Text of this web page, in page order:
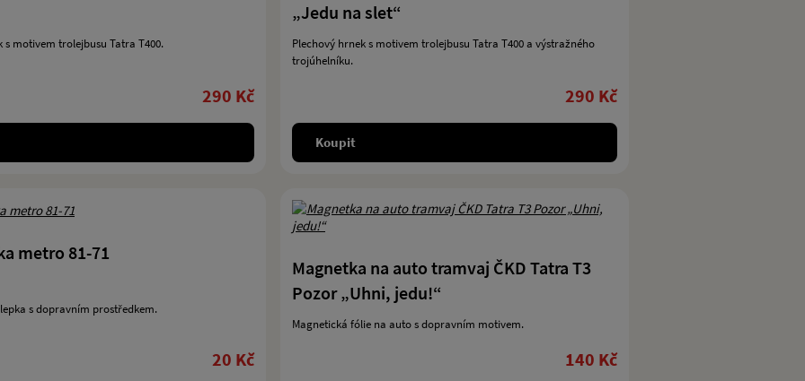
s motivem trolejbusu Tatra T400.
290 Kč
„Jedu na slet“
Plechový hrnek s motivem trolejbusu Tatra T400 a výstražného
trojúhelníku.
290 Kč
Koupit
metro 81-71
s dopravním prostředkem.
20 Kč
Magnetka na auto tramvaj ČKD Tatra T3
Pozor „Uhni, jedu!“
Magnetická fólie na auto s dopravním motivem.
140 Kč